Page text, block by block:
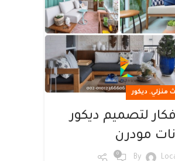
منزلي, ديكور
| 5 أفكار لتصميم ديكور
مودرن
By
0